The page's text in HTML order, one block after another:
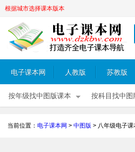
根据城市选择课本版本
电子课本网 人教版 苏教版
按年级找中图版课本 按科目找中图
当前位置： 电子课本网 > 中图版 > 八年级电子课